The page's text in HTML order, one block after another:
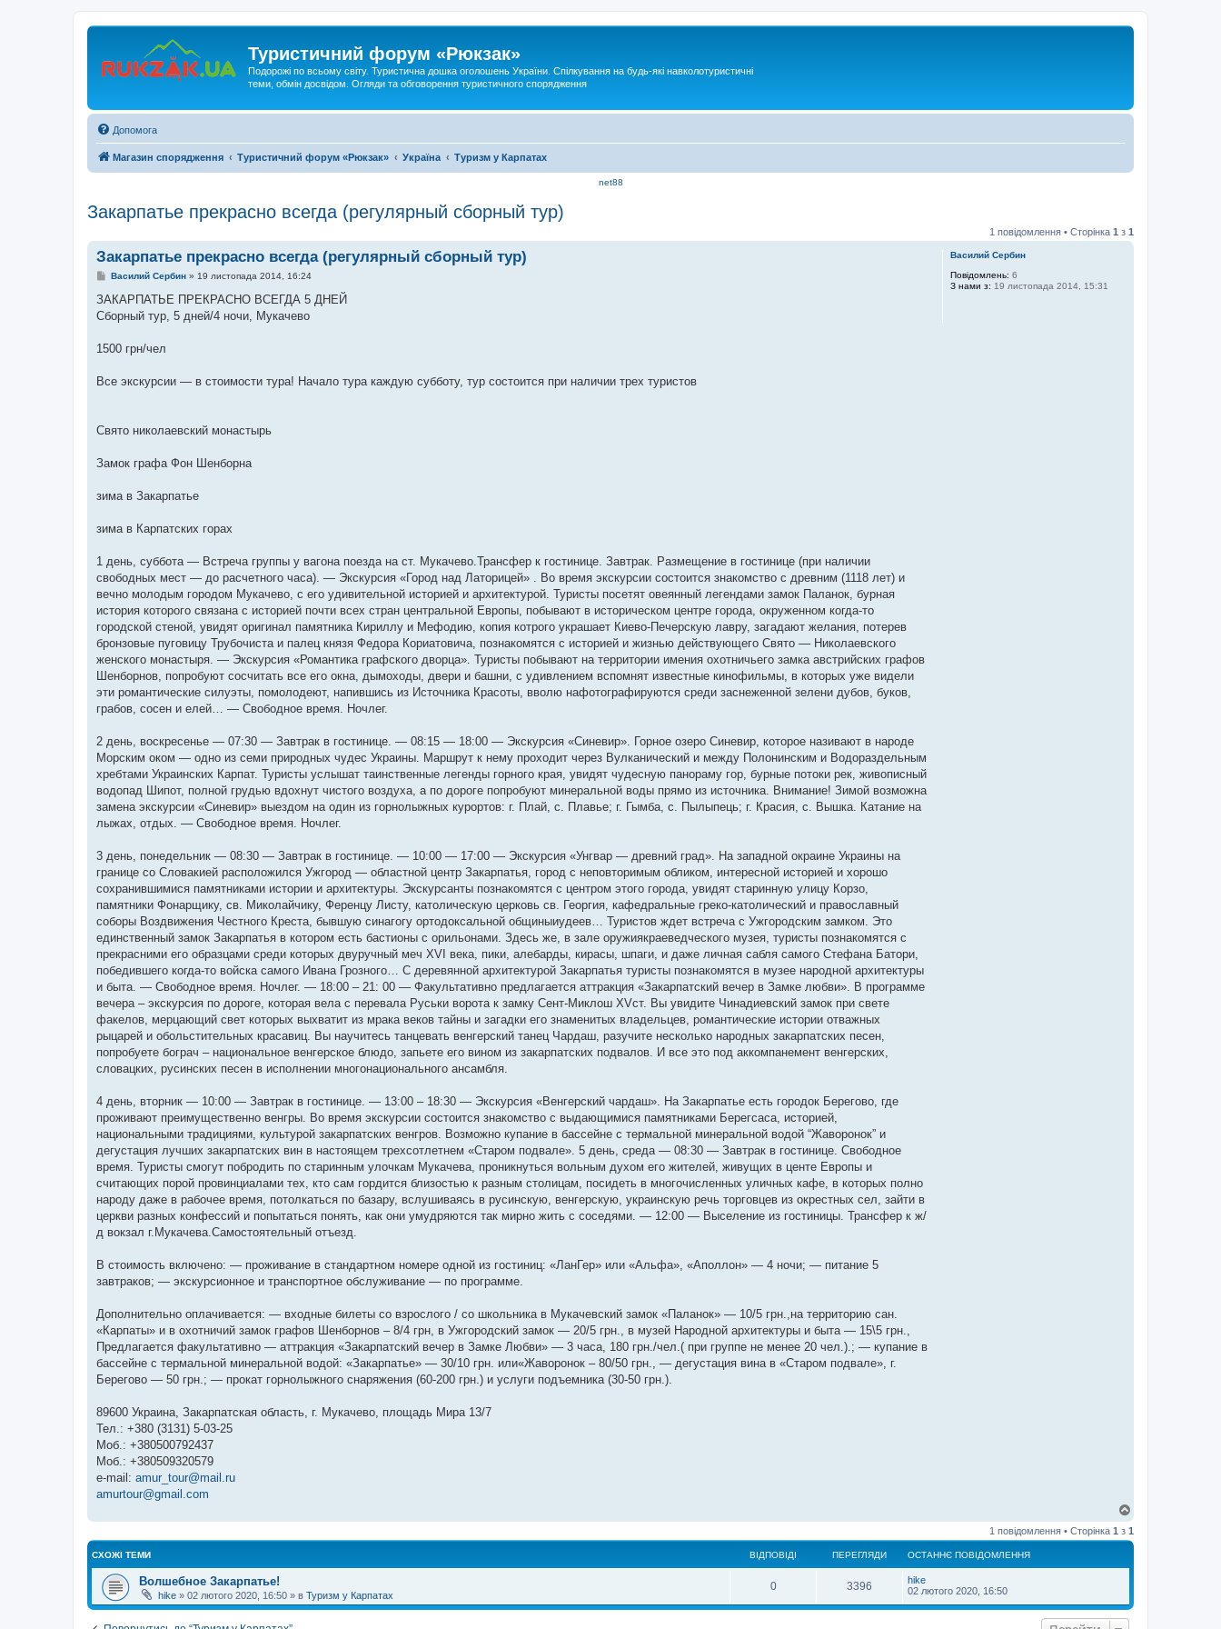
Туристичний форум «Рюкзак»
Подорожі по всьому світу. Туристична дошка оголошень України. Спілкування на будь-які навколотуристичні
теми, обмін досвідом. Огляди та обговорення туристичного спорядження
Допомога
Магазин спорядження Туристичний форум «Рюкзак» Україна Туризм у Карпатах
net88
Закарпатье прекрасно всегда (регулярный сборный тур)
1 повідомлення • Сторінка 1 з 1
Василий Сербин
Повідомлень: 6
З нами з: 19 листопада 2014, 15:31
Закарпатье прекрасно всегда (регулярный сборный тур)
П
в
д
л
н
Василий Сербин» 19 листопада 2014, 16:24
ЗАКАРПАТЬЕ ПРЕКРАСНО ВСЕГДА 5 ДНЕЙ
Сборный тур, 5 дней/4 ночи, Мукачево
1500 грн/чел
Все экскурсии — в стоимости тура! Начало тура каждую субботу, тур состоится при наличии трех туристов
Свято николаевский монастырь
Замок графа Фон Шенборна
зима в Закарпатье
зима в Карпатских горах
1 день, суббота — Встреча группы у вагона поезда на ст. Мукачево.Трансфер к гостинице. Завтрак. Размещение в гостинице (при наличии
свободных мест — до расчетного часа). — Экскурсия «Город над Латорицей» . Во время экскурсии состоится знакомство с древним (1118 лет) и
вечно молодым городом Мукачево, с его удивительной историей и архитектурой. Туристы посетят овеянный легендами замок Паланок, бурная
история которого связана с историей почти всех стран центральной Европы, побывают в историческом центре города, окруженном когда-то
городской стеной, увидят оригинал памятника Кириллу и Мефодию, копия котрого украшает Киево-Печерскую лавру, загадают желания, потерев
бронзовые пуговицу Трубочиста и палец князя Федора Кориатовича, познакомятся с историей и жизнью действующего Свято — Николаевского
женского монастыря. — Экскурсия «Романтика графского дворца». Туристы побывают на территории имения охотничьего замка австрийских графов
Шенборнов, попробуют сосчитать все его окна, дымоходы, двери и башни, с удивлением вспомнят известные кинофильмы, в которых уже видели
эти романтические силуэты, помолодеют, напившись из Источника Красоты, вволю нафотографируются среди заснеженной зелени дубов, буков,
грабов, сосен и елей… — Свободное время. Ночлег.
2 день, воскресенье — 07:30 — Завтрак в гостинице. — 08:15 — 18:00 — Экскурсия «Синевир». Горное озеро Синевир, которое називают в народе
Морским оком — одно из семи природных чудес Украины. Маршрут к нему проходит через Вулканический и между Полонинским и Водораздельным
хребтами Украинских Карпат. Туристы услышат таинственные легенды горного края, увидят чудесную панораму гор, бурные потоки рек, живописный
водопад Шипот, полной грудью вдохнут чистого воздуха, а по дороге попробуют минеральной воды прямо из источника. Внимание! Зимой возможна
замена экскурсии «Синевир» выездом на один из горнолыжных курортов: г. Плай, с. Плавье; г. Гымба, с. Пылыпець; г. Красия, с. Вышка. Катание на
лыжах, отдых. — Свободное время. Ночлег.
3 день, понедельник — 08:30 — Завтрак в гостинице. — 10:00 — 17:00 — Экскурсия «Унгвар — древний град». На западной окраине Украины на
границе со Словакией расположился Ужгород — областной центр Закарпатья, город с неповторимым обликом, интересной историей и хорошо
сохранившимися памятниками истории и архитектуры. Экскурсанты познакомятся с центром этого города, увидят старинную улицу Корзо,
памятники Фонарщику, св. Миколайчику, Ференцу Листу, католическую церковь св. Георгия, кафедральные греко-католический и православный
соборы Воздвижения Честного Креста, бывшую синагогу ортодоксальной общиныиудеев… Туристов ждет встреча с Ужгородским замком. Это
единственный замок Закарпатья в котором есть бастионы с орильонами. Здесь же, в зале оружиякраеведческого музея, туристы познакомятся с
прекрасними его образцами среди которых двуручный меч XVI века, пики, алебарды, кирасы, шпаги, и даже личная сабля самого Стефана Батори,
победившего когда-то войска самого Ивана Грозного… С деревянной архитектурой Закарпатья туристы познакомятся в музее народной архитектуры
и быта. — Свободное время. Ночлег. — 18:00 – 21: 00 — Факультативно предлагается аттракция «Закарпатский вечер в Замке любви». В программе
вечера – экскурсия по дороге, которая вела с перевала Руськи ворота к замку Сент-Миклош XVст. Вы увидите Чинадиевский замок при свете
факелов, мерцающий свет которых выхватит из мрака веков тайны и загадки его знаменитых владельцев, романтические истории отважных
рыцарей и обольстительных красавиц. Вы научитесь танцевать венгерский танец Чардаш, разучите несколько народных закарпатских песен,
попробуете бограч – национальное венгерское блюдо, запьете его вином из закарпатских подвалов. И все это под аккомпанемент венгерских,
словацких, русинских песен в исполнении многонационального ансамбля.
4 день, вторник — 10:00 — Завтрак в гостинице. — 13:00 – 18:30 — Экскурсия «Венгерский чардаш». На Закарпатье есть городок Берегово, где
проживают преимущественно венгры. Во время экскурсии состоится знакомство с выдающимися памятниками Берегсаса, историей,
национальными традициями, культурой закарпатских венгров. Возможно купание в бассейне с термальной минеральной водой “Жаворонок” и
дегустация лучших закарпатских вин в настоящем трехсотлетнем «Старом подвале». 5 день, среда — 08:30 — Завтрак в гостинице. Свободное
время. Туристы смогут побродить по старинным улочкам Мукачева, проникнуться вольным духом его жителей, живущих в центе Европы и
считающих порой провинциалами тех, кто сам гордится близостью к разным столицам, посидеть в многочисленных уличных кафе, в которых полно
народу даже в рабочее время, потолкаться по базару, вслушиваясь в русинскую, венгерскую, украинскую речь торговцев из окрестных сел, зайти в
церкви разных конфессий и попытаться понять, как они умудряются так мирно жить с соседями. — 12:00 — Выселение из гостиницы. Трансфер к ж/
д вокзал г.Мукачева.Самостоятельный отъезд.
В стоимость включено: — проживание в стандартном номере одной из гостиниц: «ЛанГер» или «Альфа», «Аполлон» — 4 ночи; — питание 5
завтраков; — экскурсионное и транспортное обслуживание — по программе.
Дополнительно оплачивается: — входные билеты со взрослого / со школьника в Мукачевский замок «Паланок» — 10/5 грн.,на территорию сан.
«Карпаты» и в охотничий замок графов Шенборнов – 8/4 грн, в Ужгородский замок — 20/5 грн., в музей Народной архитектуры и быта — 15\5 грн.,
Предлагается факультативно — аттракция «Закарпатский вечер в Замке Любви» — 3 часа, 180 грн./чел.( при группе не менее 20 чел.).; — купание в
бассейне с термальной минеральной водой: «Закарпатье» — 30/10 грн. или«Жаворонок – 80/50 грн., — дегустация вина в «Старом подвале», г.
Берегово — 50 грн.; — прокат горнолыжного снаряжения (60-200 грн.) и услуги подъемника (30-50 грн.).
89600 Украина, Закарпатская область, г. Мукачево, площадь Мира 13/7
Тел.: +380 (3131) 5-03-25
Моб.: +380500792437
Моб.: +380509320579
e-mail: amur_tour@mail.ru
amurtour@gmail.com
г
о
1 повідомлення • Сторінка 1 з 1
СХОЖІ ТЕМИ ВІДПОВІДІ ПЕРЕГЛЯДИ ОСТАННЄ ПОВІДОМЛЕННЯ
Волшебное Закарпатье!
hike » 02 лютого 2020, 16:50 » в Туризм у Карпатах
0 3396
hike
02 лютого 2020, 16:50